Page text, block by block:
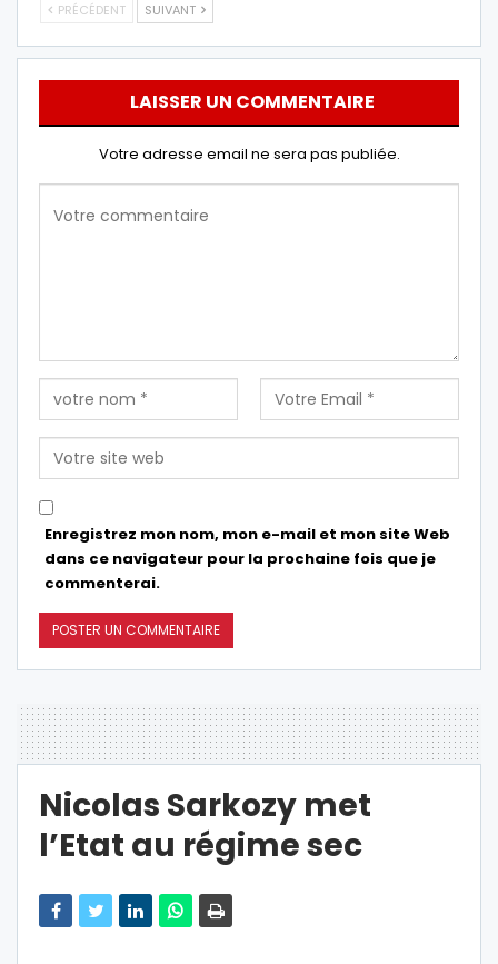
PRÉCÉDENT SUIVANT
LAISSER UN COMMENTAIRE
Votre adresse email ne sera pas publiée.
Enregistrez mon nom, mon e-mail et mon site Web
dans ce navigateur pour la prochaine fois que je
commenterai.
Nicolas Sarkozy met
l’Etat au régime sec